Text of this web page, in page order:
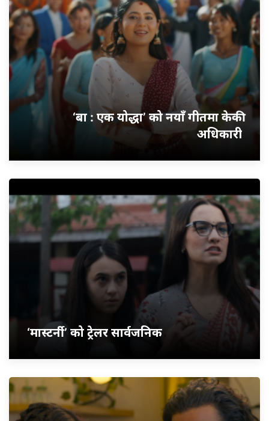
‘बा : एक योद्धा’ को नयाँ गीतमा केकी
अधिकारी
‘मास्टर्नी’ को ट्रेलर सार्वजनिक